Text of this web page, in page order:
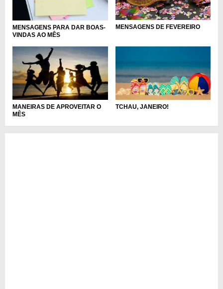
MENSAGENS PARA DAR BOAS-
VINDAS AO MÊS
MENSAGENS DE FEVEREIRO
MANEIRAS DE APROVEITAR O
MÊS
TCHAU, JANEIRO!